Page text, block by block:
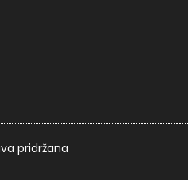
pridržana